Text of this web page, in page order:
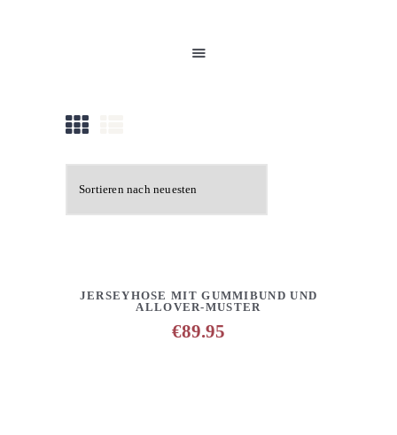
ÜBER UNS
KONTAKT
DETAILS ANFRAGE HINZUFÜGEN
JERSEYHOSE MIT GUMMIBUND UND
ALLOVER-MUSTER
€89.95